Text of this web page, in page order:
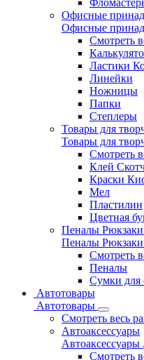
Офисные
Офисные
Смотреть
Ластики
Линейки
Ножницы
Папки
Степлеры
Товары для
Товары для
Смотреть
Клей
Краски
Мел
Пластилин
Цветная
Пеналы
Пеналы
Смотреть
Пеналы
Сумки для
Автотовары
Автотовары
Смотреть весь
Автоаксессуары
Автоаксессуары
Смотреть